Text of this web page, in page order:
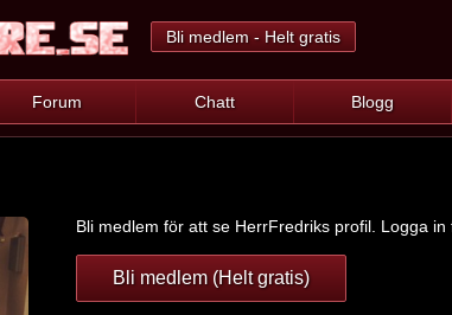
Bli medlem - Helt gratis
Forum Chatt Blogg
Bli medlem för att se HerrFredriks profil. Logga
Bli medlem (Helt gratis)